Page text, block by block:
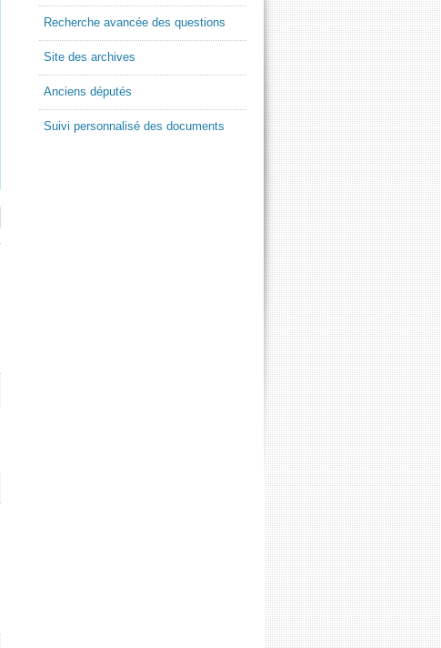
Recherche avancée des questions
Site des archives
Anciens députés
Suivi personnalisé des documents